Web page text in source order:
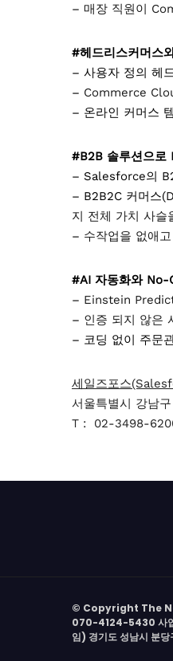
– 매장 직원이
#헤드리스커머스
– 사용자 정의 헤
– Commerce
– 온라인 커머스
#B2B 솔루션으로
– Salesforce의
– B2B2C 커머스(
지 전체 가치 사슬
– 수작업을 없애
#AI 자동화와 No-
– Einstein
– 인증 되지 않은
– 코딩 없이 주문
세일즈포스
서울특별시 강남
T :
02-3498-
© Copyright The
070-4124-5430 사업
임) 경기도 성남시 분